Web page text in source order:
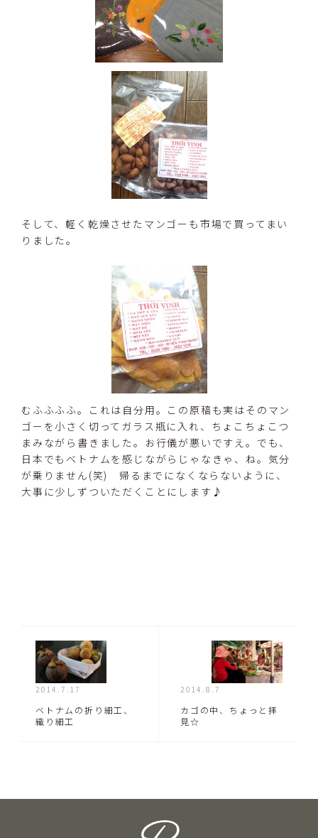
そして、軽く乾燥させたマンゴーも市場で買ってまい
りました。
むふふふふ。これは自分用。この原稿も実はそのマン
ゴーを小さく切ってガラス瓶に入れ、ちょこちょこつ
まみながら書きました。お行儀が悪いですえ。でも、
日本でもベトナムを感じながらじゃなきゃ、ね。気分
が乗りません(笑) 帰るまでになくならないように、
大事に少しずついただくことにします♪
2014.7.17
ベトナムの折り細工、
織り細工
2014.8.7
カゴの中、ちょっと拝
見☆